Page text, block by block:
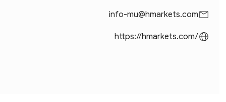
info-mu@hmarkets.com
https://hmarkets.com/